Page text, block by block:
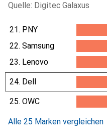
Quelle: Digitec Galaxus
21. PNY
22. Samsung
23. Lenovo
24. Dell
13.7%
25. OWC
Alle 25 Marken vergleichen